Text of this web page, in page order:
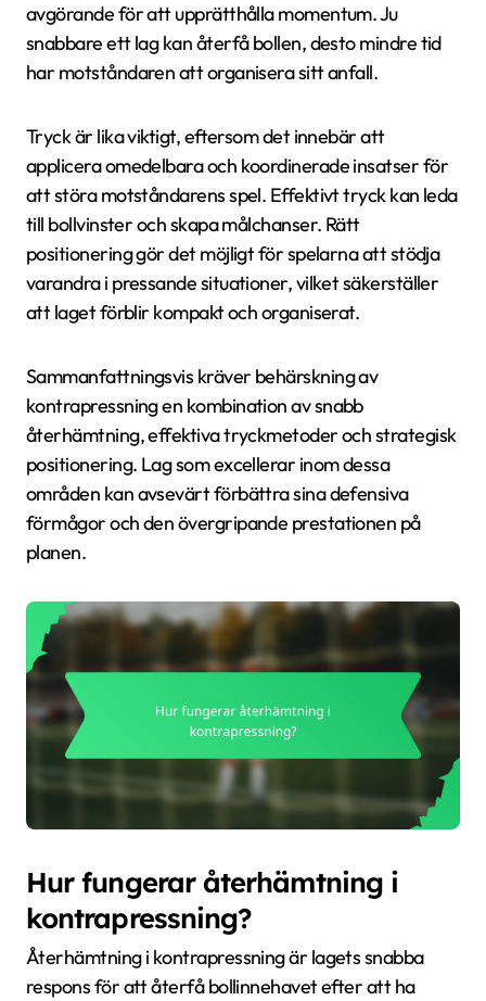
avgörande för att upprätthålla momentum. Ju
snabbare ett lag kan återfå bollen, desto mindre tid
har motståndaren att organisera sitt anfall.
Tryck är lika viktigt, eftersom det innebär att
applicera omedelbara och koordinerade insatser för
att störa motståndarens spel. Effektivt tryck kan leda
till bollvinster och skapa målchanser. Rätt
positionering gör det möjligt för spelarna att stödja
varandra i pressande situationer, vilket säkerställer
att laget förblir kompakt och organiserat.
Sammanfattningsvis kräver behärskning av
kontrapressning en kombination av snabb
återhämtning, effektiva tryckmetoder och strategisk
positionering. Lag som excellerar inom dessa
områden kan avsevärt förbättra sina defensiva
förmågor och den övergripande prestationen på
planen.
Hur fungerar återhämtning i
kontrapressning?
Återhämtning i kontrapressning är lagets snabba
respons för att återfå bollinnehavet efter att ha